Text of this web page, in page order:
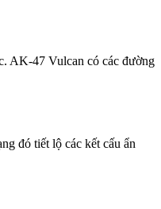
AK-47 Vulcan có các đường
đó tiết lộ các kết cấu ẩn